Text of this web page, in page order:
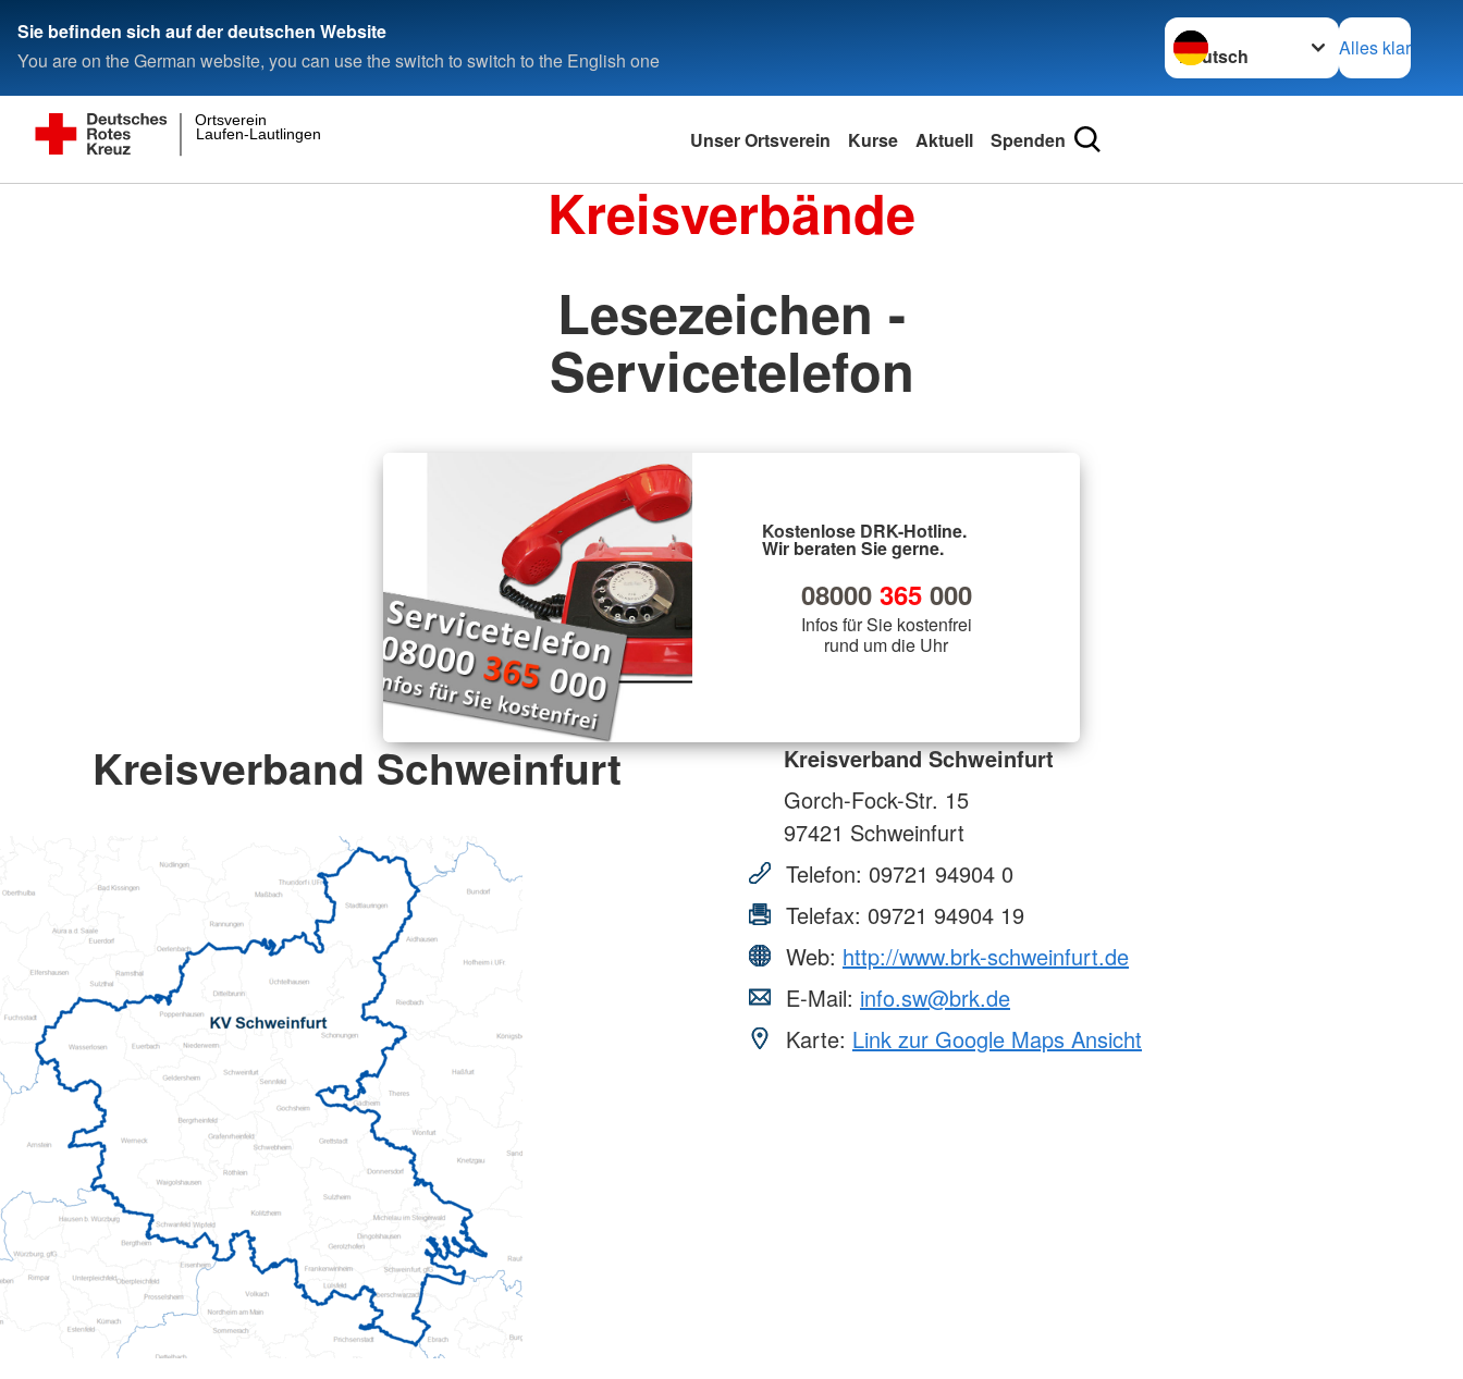
Sie befinden sich auf der deutschen Website
You are on the German website, you can use the switch to switch to the English one
Sprache wechseln zu
Alles klar
Laufen-Lautlingen
Ortsverein
Unser Ortsverein Kurse Aktuell Spenden
Kreisverbände
Lesezeichen -
Servicetelefon
Kostenlose DRK-Hotline.
Wir beraten Sie gerne.
08000 365000
Infos für Sie kostenfrei
rund um die Uhr
Kreisverband Schweinfurt
Kreisverband Schweinfurt
Gorch-Fock-Str. 15
97421 Schweinfurt
Telefon: 09721 94904 0
Telefax: 09721 94904 19
Web: http://www.brk-schweinfurt.de
E-Mail: info.sw@brk.de
Karte: Link zur Google Maps Ansicht